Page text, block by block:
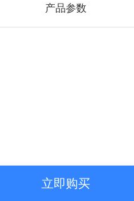
产品参数
立即购买